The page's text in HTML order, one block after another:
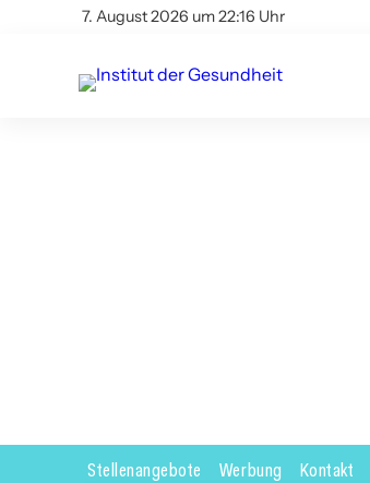
7. August 2026 um 22:16 Uhr
Stellenangebote Werbung Kontakt